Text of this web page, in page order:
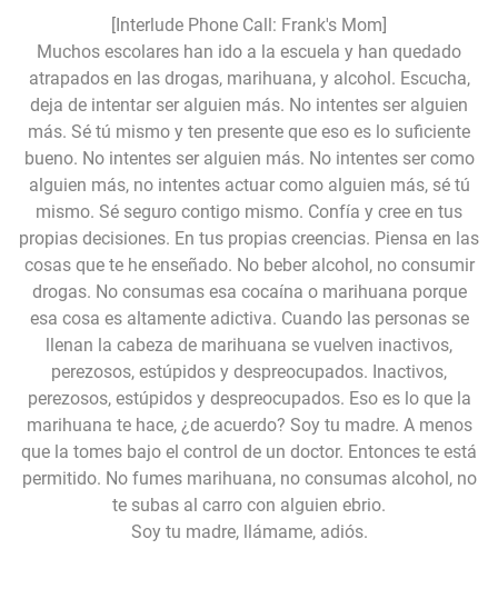
[Interlude Phone Call: Frank's Mom]
Muchos escolares han ido a la escuela y han quedado
atrapados en las drogas, marihuana, y alcohol. Escucha,
deja de intentar ser alguien más. No intentes ser alguien
más. Sé tú mismo y ten presente que eso es lo suficiente
bueno. No intentes ser alguien más. No intentes ser como
alguien más, no intentes actuar como alguien más, sé tú
mismo. Sé seguro contigo mismo. Confía y cree en tus
propias decisiones. En tus propias creencias. Piensa en las
cosas que te he enseñado. No beber alcohol, no consumir
drogas. No consumas esa cocaína o marihuana porque
esa cosa es altamente adictiva. Cuando las personas se
llenan la cabeza de marihuana se vuelven inactivos,
perezosos, estúpidos y despreocupados. Inactivos,
perezosos, estúpidos y despreocupados. Eso es lo que la
marihuana te hace, ¿de acuerdo? Soy tu madre. A menos
que la tomes bajo el control de un doctor. Entonces te está
permitido. No fumes marihuana, no consumas alcohol, no
te subas al carro con alguien ebrio.
Soy tu madre, llámame, adiós.